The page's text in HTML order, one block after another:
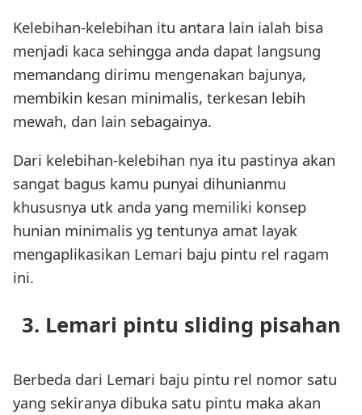
Kelebihan-kelebihan itu antara lain ialah bisa
menjadi kaca sehingga anda dapat langsung
memandang dirimu mengenakan bajunya,
membikin kesan minimalis, terkesan lebih
mewah, dan lain sebagainya.
Dari kelebihan-kelebihan nya itu pastinya akan
sangat bagus kamu punyai dihunianmu
khususnya utk anda yang memiliki konsep
hunian minimalis yg tentunya amat layak
mengaplikasikan Lemari baju pintu rel ragam
ini.
3. Lemari pintu sliding pisahan
Berbeda dari Lemari baju pintu rel nomor satu
yang sekiranya dibuka satu pintu maka akan